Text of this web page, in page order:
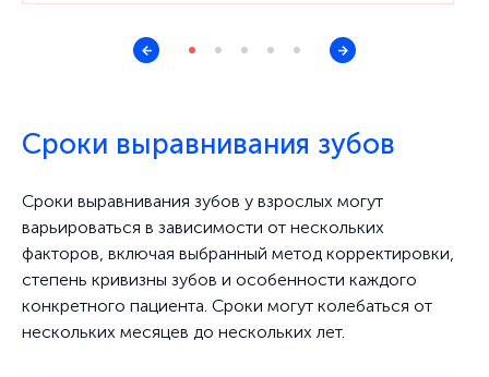
Сроки выравнивания зубов
Сроки выравнивания зубов у взрослых могут
варьироваться в зависимости от нескольких
факторов, включая выбранный метод корректировки,
степень кривизны зубов и особенности каждого
конкретного пациента. Сроки могут колебаться от
нескольких месяцев до нескольких лет.